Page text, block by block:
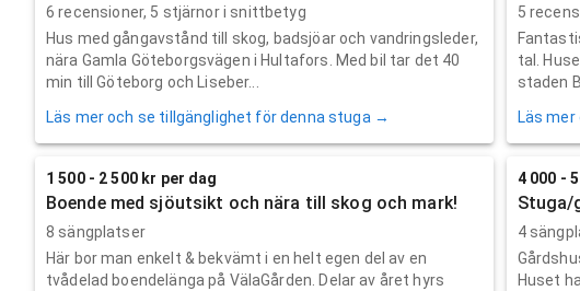
6 recensioner, 5 stjärnor i snittbetyg
Hus med gångavstånd till skog, badsjöar och vandringsleder,
nära Gamla Göteborgsvägen i Hultafors. Med bil tar det 40
min till Göteborg och Liseber...
Läs mer och se tillgänglighet för denna stuga →
5
tal.
staden
Läs
1 500 - 2 500 kr per dag
Boende med sjöutsikt och nära till skog och mark!
8 sängplatser
Här bor man enkelt & bekvämt i en helt egen del av en
tvådelad boendelänga på VälaGården. Delar av året hyrs
4 000 -
Stuga/
4
Huset